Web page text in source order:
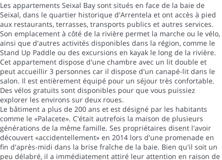
Les appartements Seixal Bay sont situés en face de la baie de
Seixal, dans le quartier historique d'Arrentela et ont accès à pied
aux restaurants, terrasses, transports publics et autres services.
Son emplacement à côté de la rivière permet la marche ou le vélo,
ainsi que d'autres activités disponibles dans la région, comme le
Stand Up Paddle ou des excursions en kayak le long de la rivière.
Cet appartement dispose d'une chambre avec un lit double et
peut accueillir 3 personnes car il dispose d'un canapé-lit dans le
salon. Il est entièrement équipé pour un séjour très confortable.
Des vélos gratuits sont disponibles pour que vous puissiez
explorer les environs sur deux roues.
Le bâtiment a plus de 200 ans et est désigné par les habitants
comme le «Palacete». C'était autrefois la maison de plusieurs
générations de la même famille. Ses propriétaires disent l'avoir
découvert «accidentellement» en 2014 lors d'une promenade en
fin d'après-midi dans la brise fraîche de la baie. Bien qu'il soit un
peu délabré, il a immédiatement attiré leur attention en raison de